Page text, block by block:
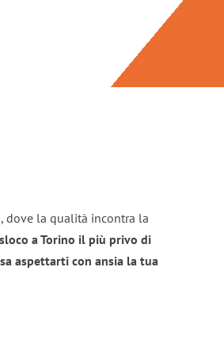
dove la qualità incontra la
a Torino il più privo di
aspettarti con ansia la tua